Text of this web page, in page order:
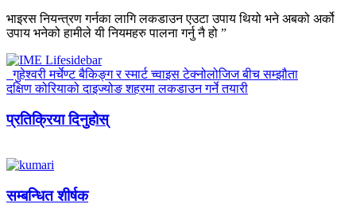
भाइरस नियन्त्रण गर्नका लागि लकडाउन एउटा उपाय थियो भने अबको अर्को
उपाय भनेको हामीले यी नियमहरु पालना गर्नु नै हो ”
गुहेश्वरी मर्चेण्ट बैकिङ्ग र स्मार्ट च्वाइस टेक्नोलोजिज बीच सम्झौता
दक्षिण कोरियाको दाइज्योङ शहरमा लकडाउन गर्ने तयारी
प्रतिक्रिया दिनुहोस्
सम्बन्धित शीर्षक